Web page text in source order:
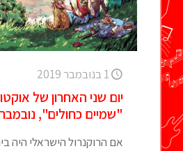
1 בנובמבר 2019
יום שני האחרון של
"שמיים כחולים", נובמבר 2019
אם הרוקנרול הישראלי היה